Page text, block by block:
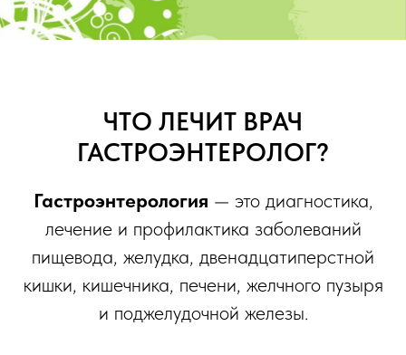
ЧТО ЛЕЧИТ ВРАЧ
ГАСТРОЭНТЕРОЛОГ?
Гастроэнтерология — это диагностика,
лечение и профилактика заболеваний
пищевода, желудка, двенадцатиперстной
кишки, кишечника, печени, желчного пузыря
и поджелудочной железы.